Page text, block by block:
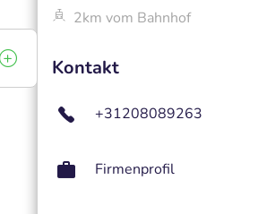
2km vom Bahnhof
Kontakt
+31208089263
Firmenprofil